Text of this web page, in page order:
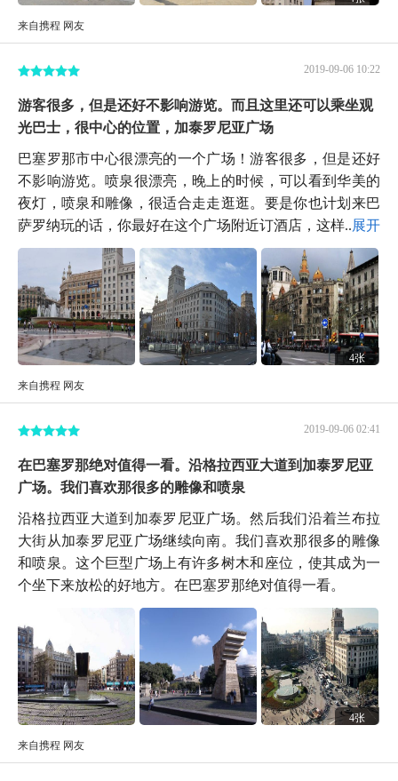
来自携程 网友
2019-09-06 10:22
游客很多，但是还好不影响游览。而且这里还可以乘坐观
光巴士，很中心的位置，加泰罗尼亚广场
巴塞罗那市中心很漂亮的一个广场！游客很多，但是还好
不影响游览。喷泉很漂亮，晚上的时候，可以看到华美的
夜灯，喷泉和雕像，很适合走走逛逛。要是你也计划来巴
萨罗纳玩的话，你最好在这个广场附近订酒店，这样...展开
4张
来自携程 网友
2019-09-06 02:41
在巴塞罗那绝对值得一看。沿格拉西亚大道到加泰罗尼亚
广场。我们喜欢那很多的雕像和喷泉
沿格拉西亚大道到加泰罗尼亚广场。然后我们沿着兰布拉
大街从加泰罗尼亚广场继续向南。我们喜欢那很多的雕像
和喷泉。这个巨型广场上有许多树木和座位，使其成为一
个坐下来放松的好地方。在巴塞罗那绝对值得一看。
4张
来自携程 网友